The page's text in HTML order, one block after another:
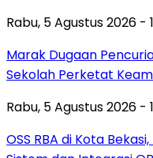
Rabu, 5 Agustus 2026 -
‎Marak Dugaan
Sekolah Perketat
Rabu, 5 Agustus 2026 -
‎OSS RBA di Kota